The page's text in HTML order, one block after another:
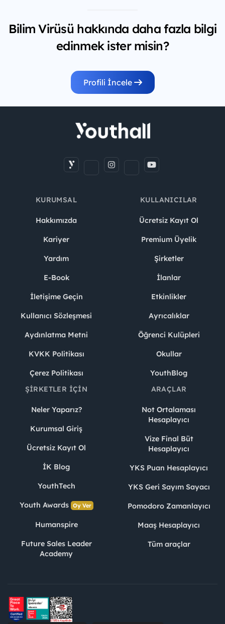
Bilim Virüsü hakkında daha fazla bilgi
edinmek ister misin?
Profili İncele
KURUMSAL
Hakkımızda
Kariyer
Yardım
E-Book
İletişime Geçin
Kullanıcı Sözleşmesi
Aydınlatma Metni
KVKK Politikası
Çerez Politikası
KULLANICILAR
Ücretsiz Kayıt Ol
Premium Üyelik
Şirketler
İlanlar
Etkinlikler
Ayrıcalıklar
Öğrenci Kulüpleri
Okullar
YouthBlog
ŞIRKETLER İÇIN
Neler Yaparız?
Kurumsal Giriş
Ücretsiz Kayıt Ol
İK Blog
YouthTech
Youth Awards Oy Ver
Humanspire
Future Sales Leader
Academy
ARAÇLAR
Not Ortalaması
Hesaplayıcı
Vize Final Büt
Hesaplayıcı
YKS Puan Hesaplayıcı
YKS Geri Sayım Sayacı
Pomodoro Zamanlayıcı
Maaş Hesaplayıcı
Tüm araçlar